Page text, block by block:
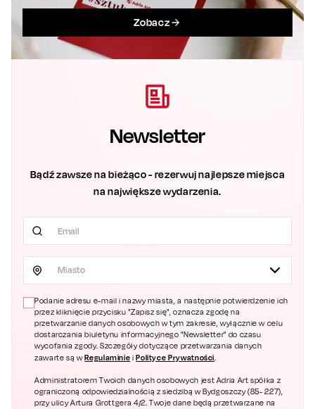
Zobacz
Newsletter
Bądź zawsze na bieżąco - rezerwuj najlepsze miejsca
na największe wydarzenia.
Miasto
Podanie adresu e-mail i nazwy miasta, a następnie potwierdzenie ich
przez kliknięcie przycisku "Zapisz się", oznacza zgodę na
przetwarzanie danych osobowych w tym zakresie, wyłącznie w celu
dostarczania biuletynu informacyjnego "Newsletter" do czasu
wycofania zgody. Szczegóły dotyczące przetwarzania danych
zawarte są wRegulaminie i Polityce Prywatności.
Administratorem Twoich danych osobowych jest Adria Art spółka z
ograniczoną odpowiedzialnością z siedzibą w Bydgoszczy (85- 227),
przy ulicy Artura Grottgera 4/2. Twoje dane będą przetwarzane na